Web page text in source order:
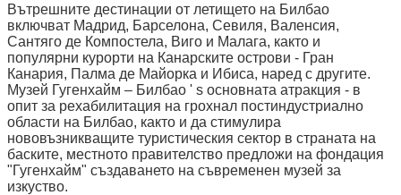
Вътрешните дестинации от летището на Билбао
включват Мадрид, Барселона, Севиля, Валенсия,
Сантяго де Компостела, Виго и Малага, както и
популярни курорти на Канарските острови - Гран
Канария, Палма де Майорка и Ибиса, наред с другите.
Музей Гугенхайм – Билбао ' s основната атракция - в
опит за рехабилитация на грохнал постиндустриално
области на Билбао, както и да стимулира
нововъзникващите туристическия сектор в страната на
баските, местното правителство предложи на фондация
"Гугенхайм" създаването на съвременен музей за
изкуство.